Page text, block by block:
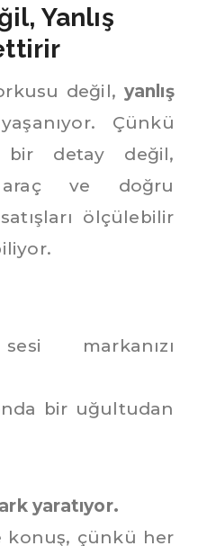
Yanlış
değil, yanlış
Çünkü
bir detay değil,
ve doğru
ölçülebilir
markanızı
bir uğultudan
yaratıyor.
konuş, çünkü her